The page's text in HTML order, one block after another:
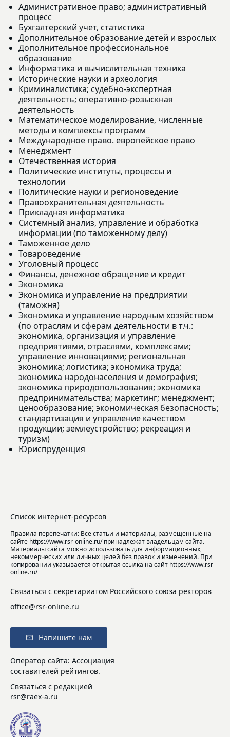
Административное право; административный
процесс
Бухгалтерский учет, статистика
Дополнительное образование детей и взрослых
Дополнительное профессиональное
образование
Информатика и вычислительная техника
Исторические науки и археология
Криминалистика; судебно-экспертная
деятельность; оперативно-розыскная
деятельность
Математическое моделирование, численные
методы и комплексы программ
Международное право. европейское право
Менеджмент
Отечественная история
Политические институты, процессы и
технологии
Политические науки и регионоведение
Правоохранительная деятельность
Прикладная информатика
Системный анализ, управление и обработка
информации (по таможенному делу)
Таможенное дело
Товароведение
Уголовный процесс
Финансы, денежное обращение и кредит
Экономика
Экономика и управление на предприятии
(таможня)
Экономика и управление народным хозяйством
(по отраслям и сферам деятельности в т.ч.:
экономика, организация и управление
предприятиями, отраслями, комплексами;
управление инновациями; региональная
экономика; логистика; экономика труда;
экономика народонаселения и демография;
экономика природопользования; экономика
предпринимательства; маркетинг; менеджмент;
ценообразование; экономическая безопасность;
стандартизация и управление качеством
продукции; землеустройство; рекреация и
туризм)
Юриспруденция
Список интернет-ресурсов
Правила перепечатки: Все статьи и материалы, размещенные на
сайте https://www.rsr-online.ru/ принадлежат владельцам сайта.
Материалы сайта можно использовать для информационных,
некоммерческих или личных целей без правок и изменений. При
копировании указывается открытая ссылка на сайт https://www.rsr-
online.ru/
Связаться с секретариатом Российского союза ректоров
office@rsr-online.ru
Напишите нам
Оператор сайта: Ассоциация
составителей рейтингов.
Связаться с редакцией
rsr@raex-a.ru